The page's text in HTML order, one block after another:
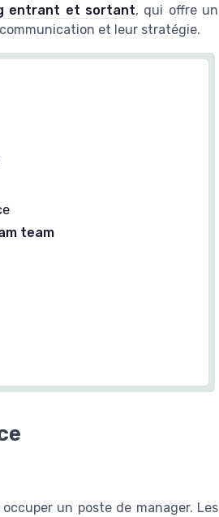
entrant et sortant, qui offre un
et leur stratégie.
team
un poste de manager. Les